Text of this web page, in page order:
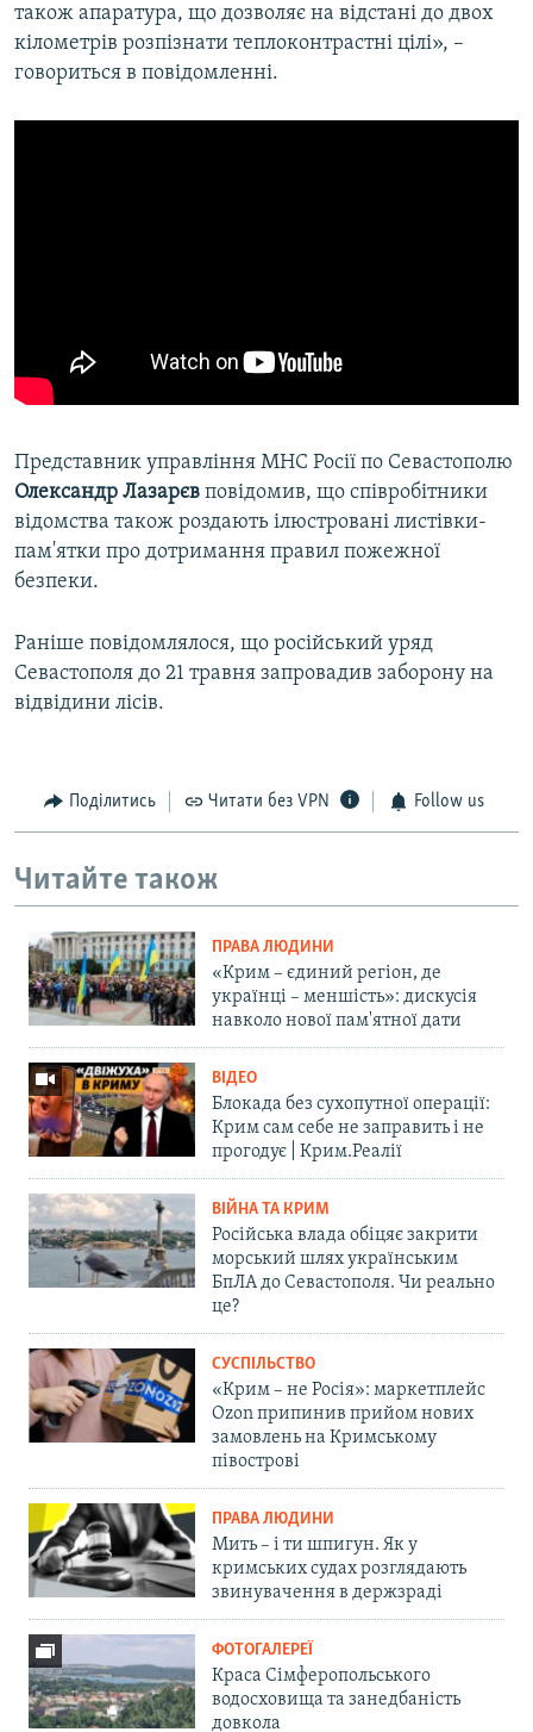
також апаратура, що дозволяє на відстані до двох
кілометрів розпізнати теплоконтрастні цілі», –
говориться в повідомленні.
Представник управління МНС Росії по Севастополю
Олександр Лазарєв повідомив, що співробітники
відомства також роздають ілюстровані листівки-
пам'ятки про дотримання правил пожежної
безпеки.
Раніше повідомлялося, що російський уряд
Севастополя до 21 травня запровадив заборону на
відвідини лісів.
Поділитись Читати без VPN Follow us
Читайте також
ПРАВА ЛЮДИНИ
«Крим – єдиний регіон, де
українці – меншість»: дискусія
навколо нової пам'ятної дати
ВІДЕО
Блокада без сухопутної операції:
Крим сам себе не заправить і не
прогодує | Крим.Реалії
ВІЙНА ТА КРИМ
Російська влада обіцяє закрити
морський шлях українським
БпЛА до Севастополя. Чи реально
це?
СУСПІЛЬСТВО
«Крим – не Росія»: маркетплейс
Ozon припинив прийом нових
замовлень на Кримському
півострові
ПРАВА ЛЮДИНИ
Мить – і ти шпигун. Як у
кримських судах розглядають
звинувачення в держзраді
ФОТОГАЛЕРЕЇ
Краса Сімферопольського
водосховища та занедбаність
довкола